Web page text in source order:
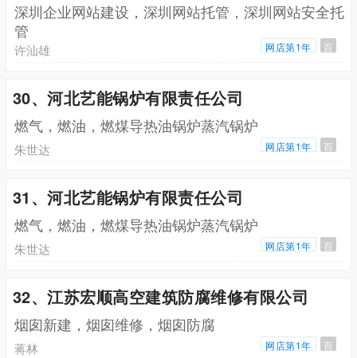
深圳企业网站建设，深圳网站托管，深圳网站安全托
管
许汕雄 网店第1年 百
30、河北艺能锅炉有限责任公司
燃气，燃油，燃煤导热油锅炉蒸汽锅炉
朱世达 网店第1年 百
31、河北艺能锅炉有限责任公司
燃气，燃油，燃煤导热油锅炉蒸汽锅炉
朱世达 网店第1年 百
32、江苏宏顺高空建筑防腐维修有限公司
烟囱新建，烟囱维修，烟囱防腐
蒋林 网店第1年 百